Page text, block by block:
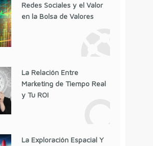
Redes Sociales y el Valor
en la Bolsa de Valores
La Relación Entre
Marketing de Tiempo Real
y Tu ROI
La Exploración Espacial Y